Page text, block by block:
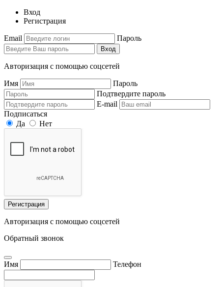
Вход
Регистрация
Email Пароль
Вход
Авторизация с помощью соцсетей
Имя
Пароль
Подтвердите пароль
E-mail
Подписаться
Да
Нет
Регистрация
Авторизация с помощью соцсетей
Обратный звонок
Имя Телефон